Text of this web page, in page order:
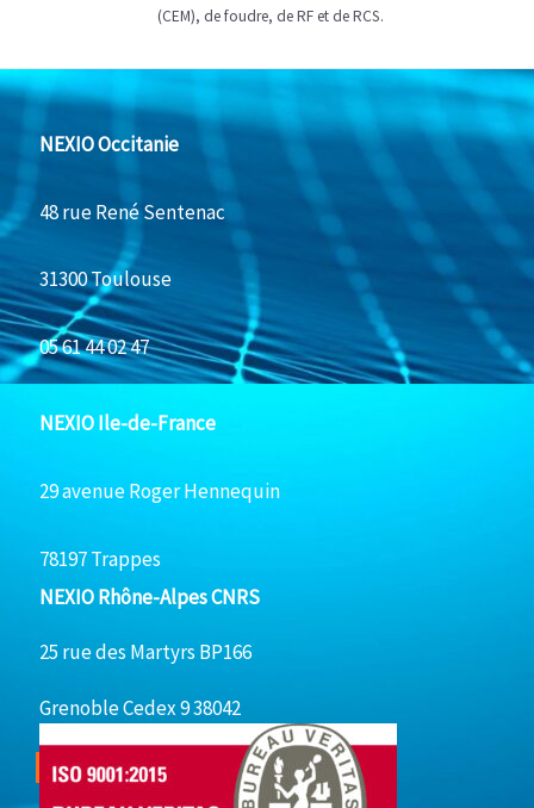
(CEM), de foudre, de RF et de RCS.
NEXIO Occitanie
48 rue René Sentenac
31300 Toulouse
05 61 44 02 47
NEXIO Ile-de-France
29 avenue Roger Hennequin
78197 Trappes
NEXIO Rhône-Alpes CNRS
25 rue des Martyrs BP166
Grenoble Cedex 9 38042